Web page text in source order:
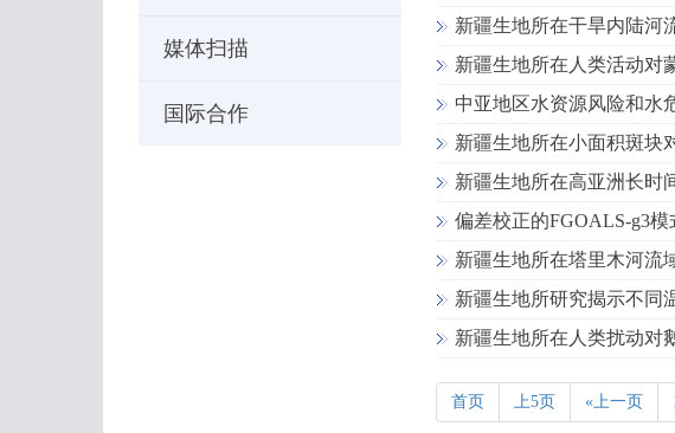
媒体扫描
国际合作
新疆生地所在干旱内陆河
新疆生地所在人类活动对
中亚地区水资源风险和水
新疆生地所在小面积斑块
新疆生地所在高亚洲长时
偏差校正的FGOALS-g3
新疆生地所在塔里木河流
新疆生地所研究揭示不同
新疆生地所在人类扰动对
首页 上5页 «上一页